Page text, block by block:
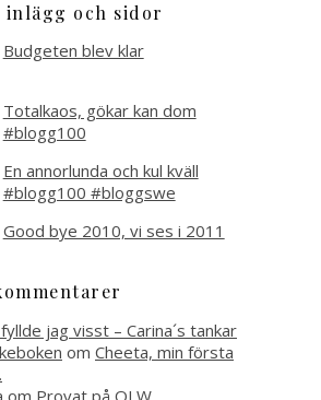
inlägg och sidor
Budgeten blev klar
Totalkaos, gökar kan dom
#blogg100
En annorlunda och kul kväll
#blogg100 #bloggswe
Good bye 2010, vi ses i 2011
jag visst – Carina´s tankar
om Cheeta, min första
om Provat på OLW